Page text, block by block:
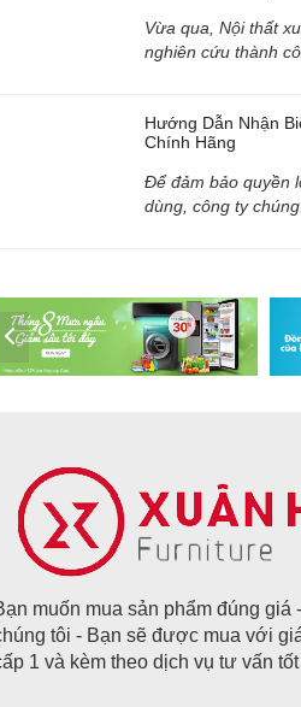
Vừa qua, Nội thất
nghiên cứu thành
Hướng Dẫn Nhận
Chính Hãng
Để đảm bảo quyền
dùng, công ty
muốn mua sản phẩm đúng giá
tôi - Bạn sẽ được mua với
1 và kèm theo dịch vụ tư vấn